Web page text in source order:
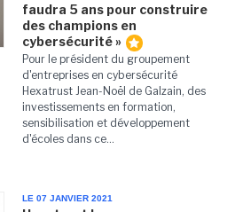
faudra 5 ans pour construire
des champions en
cybersécurité »
Pour le président du groupement
d'entreprises en cybersécurité
Hexatrust Jean-Noël de Galzain, des
investissements en formation,
sensibilisation et développement
d'écoles dans ce...
LE 07 JANVIER 2021